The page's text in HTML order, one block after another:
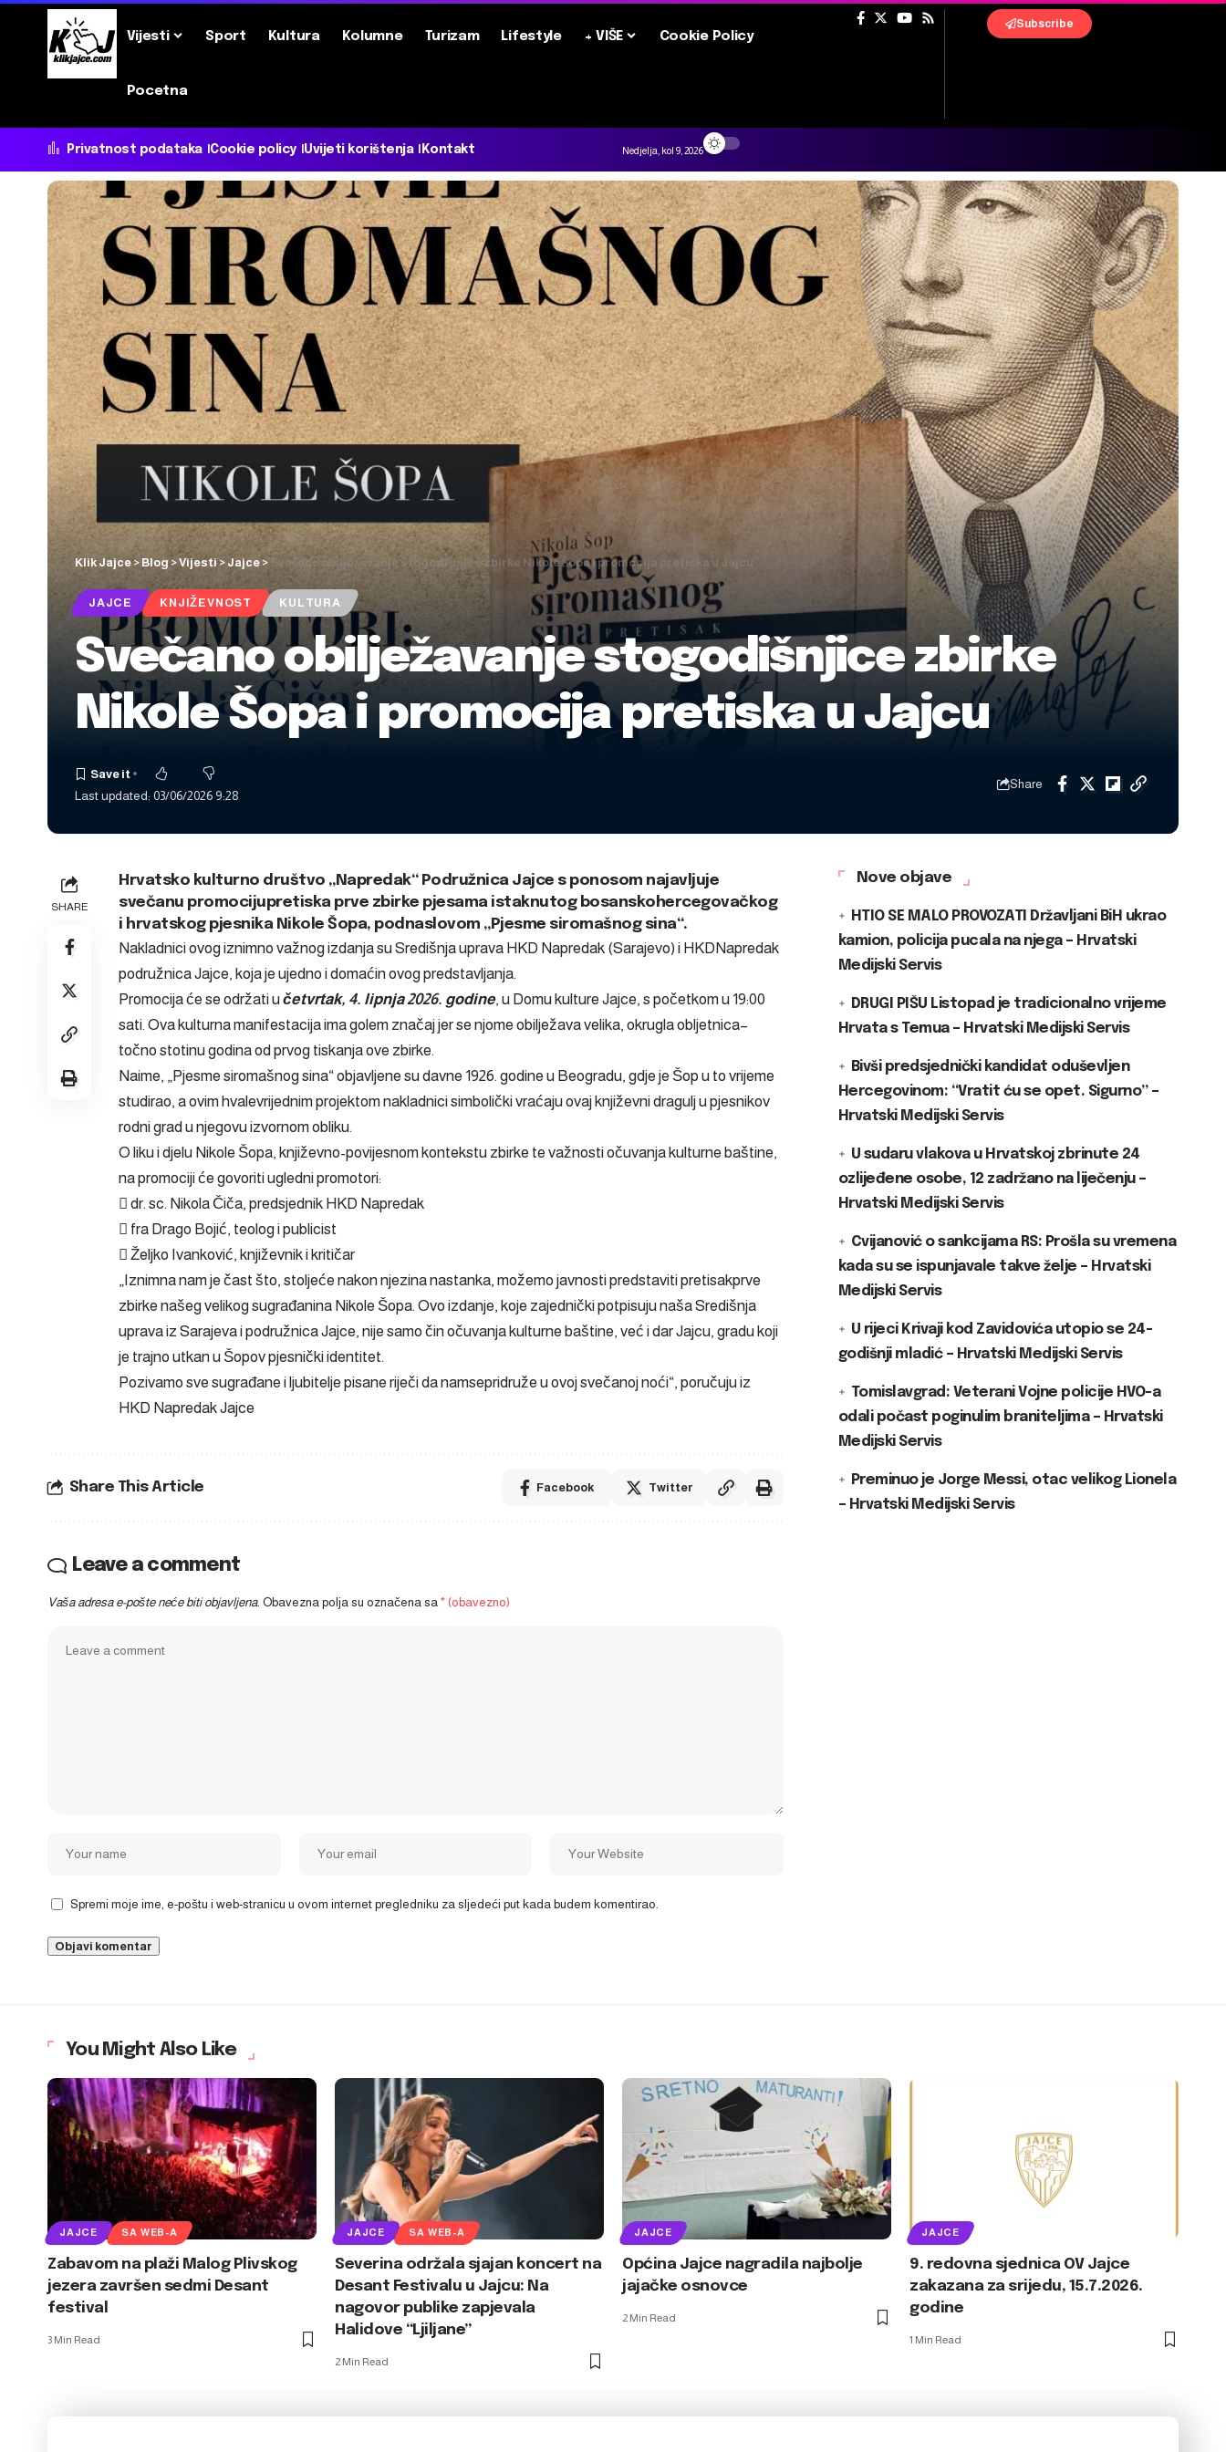
Vijesti Sport Kultura Kolumne Turizam Lifestyle + VIŠE Cookie Policy
Pocetna
Subscribe
Privatnost podataka Cookie policy Uvijeti korištenja Kontakt Nedjelja, kol 9, 2026
Klik Jajce > Blog >Vijesti> Jajce> Svečano obilježavanje stogodišnjice zbirke Nikole Šopa i promocija pretiska u Jajcu
JAJCE KNJIŽEVNOST KULTURA
Svečano obilježavanje stogodišnjice zbirke
Nikole Šopa i promocija pretiska u Jajcu
Last updated: 03/06/2026 9:28
Share
SHARE
Hrvatsko kulturno društvo „Napredak“ Podružnica Jajce s ponosom najavljuje
svečanu promocijupretiska prve zbirke pjesama istaknutog bosanskohercegovačkog
i hrvatskog pjesnika Nikole Šopa, podnaslovom „Pjesme siromašnog sina“.
Nakladnici ovog iznimno važnog izdanja su Središnja uprava HKD Napredak (Sarajevo) i HKDNapredak
podružnica Jajce, koja je ujedno i domaćin ovog predstavljanja.
Promocija će se održati učetvrtak, 4. lipnja 2026. godine, u Domu kulture Jajce, s početkom u 19:00
sati. Ova kulturna manifestacija ima golem značaj jer se njome obilježava velika, okrugla obljetnica–
točno stotinu godina od prvog tiskanja ove zbirke.
Naime, „Pjesme siromašnog sina“ objavljene su davne 1926. godine u Beogradu, gdje je Šop u to vrijeme
studirao, a ovim hvalevrijednim projektom nakladnici simbolički vraćaju ovaj književni dragulj u pjesnikov
rodni grad u njegovu izvornom obliku.
O liku i djelu Nikole Šopa, književno-povijesnom kontekstu zbirke te važnosti očuvanja kulturne baštine,
na promociji će govoriti ugledni promotori:
 dr. sc. Nikola Čiča, predsjednik HKD Napredak
 fra Drago Bojić, teolog i publicist
 Željko Ivanković, književnik i kritičar
„Iznimna nam je čast što, stoljeće nakon njezina nastanka, možemo javnosti predstaviti pretisakprve
zbirke našeg velikog sugrađanina Nikole Šopa. Ovo izdanje, koje zajednički potpisuju naša Središnja
uprava iz Sarajeva i podružnica Jajce, nije samo čin očuvanja kulturne baštine, već i dar Jajcu, gradu koji
je trajno utkan u Šopov pjesnički identitet.
Pozivamo sve sugrađane i ljubitelje pisane riječi da namsepridruže u ovoj svečanoj noći“, poručuju iz
HKD Napredak Jajce
Share This Article Facebook Twitter
Leave a comment
Vaša adresa e-pošte neće biti objavljena. Obavezna polja su označena sa * (obavezno)
Spremi moje ime, e-poštu i web-stranicu u ovom internet pregledniku za sljedeći put kada budem komentirao.
Nove objave
HTIO SE MALO PROVOZATI Državljani BiH ukrao
kamion, policija pucala na njega – Hrvatski
Medijski Servis
DRUGI PIŠU Listopad je tradicionalno vrijeme
Hrvata s Temua – Hrvatski Medijski Servis
Bivši predsjednički kandidat oduševljen
Hercegovinom: “Vratit ću se opet. Sigurno” –
Hrvatski Medijski Servis
U sudaru vlakova u Hrvatskoj zbrinute 24
ozlijeđene osobe, 12 zadržano na liječenju –
Hrvatski Medijski Servis
Cvijanović o sankcijama RS: Prošla su vremena
kada su se ispunjavale takve želje – Hrvatski
Medijski Servis
U rijeci Krivaji kod Zavidovića utopio se 24-
godišnji mladić – Hrvatski Medijski Servis
Tomislavgrad: Veterani Vojne policije HVO-a
odali počast poginulim braniteljima – Hrvatski
Medijski Servis
Preminuo je Jorge Messi, otac velikog Lionela
– Hrvatski Medijski Servis
You Might Also Like
JAJCE SA WEB-A
Zabavom na plaži Malog Plivskog
jezera završen sedmi Desant
festival
3 Min Read
JAJCE SA WEB-A
Severina održala sjajan koncert na
Desant Festivalu u Jajcu: Na
nagovor publike zapjevala
Halidove “Ljiljane”
2 Min Read
JAJCE
Općina Jajce nagradila najbolje
jajačke osnovce
2 Min Read
JAJCE
9. redovna sjednica OV Jajce
zakazana za srijedu, 15.7.2026.
godine
1 Min Read